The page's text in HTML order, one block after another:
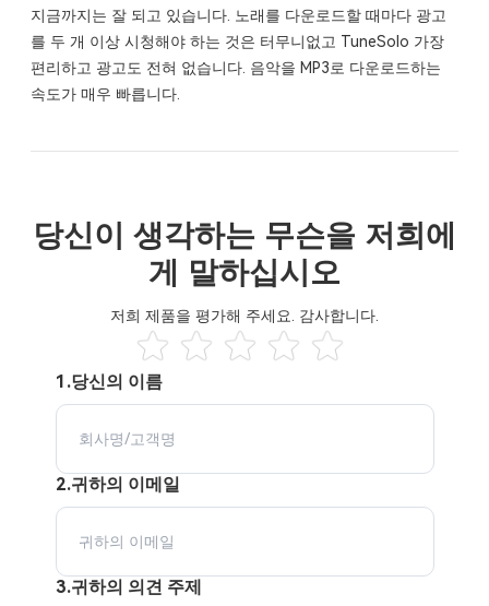
지금까지는 잘 되고 있습니다. 노래를 다운로드할 때마다 광고
를 두 개 이상 시청해야 하는 것은 터무니없고 TuneSolo 가장
편리하고 광고도 전혀 없습니다. 음악을 MP3로 다운로드하는
속도가 매우 빠릅니다.
당신이 생각하는 무슨을 저희에
게 말하십시오
저희 제품을 평가해 주세요. 감사합니다.
1.당신의 이름
2.귀하의 이메일
3.귀하의 의견 주제